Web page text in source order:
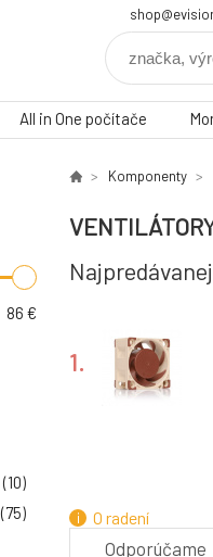
All in One počítače
86 €
(10)
(75)
Komponenty
1.
O radení
Odporúčame